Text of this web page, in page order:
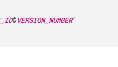
@VERSION_NUMBER"